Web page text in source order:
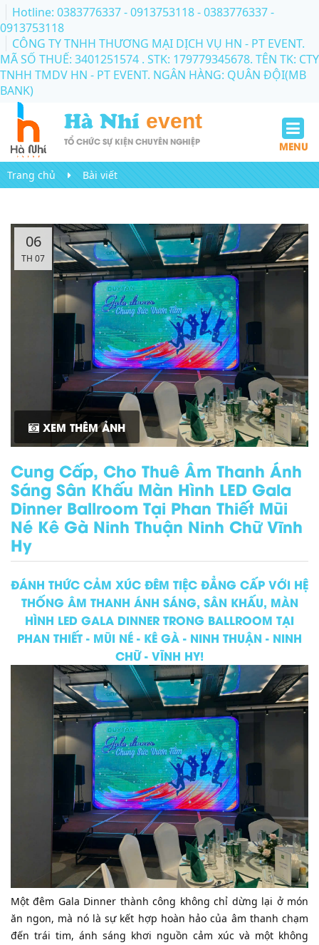
Hotline: 0383776337 - 0913753118- 0383776337 -
0913753118
CÔNG TY TNHH THƯƠNG MẠI DỊCH VỤ HN - PT EVENT.
MÃ SỐ THUẾ: 3401251574 . STK: 179779345678. TÊN TK: CTY
TNHH TMDV HN - PT EVENT. NGÂN HÀNG: QUÂN ĐỘI(MB
BANK)
Hà Nhí event
TỔ CHỨC SỰ KIỆN CHUYÊN NGHIỆP MENU
Trang chủ Bài viết
06
TH 07
XEM THÊM ẢNH
Cung Cấp, Cho Thuê Âm Thanh Ánh
Sáng Sân Khấu Màn Hình LED Gala
Dinner Ballroom Tại Phan Thiết Mũi
Né Kê Gà Ninh Thuận Ninh Chữ Vĩnh
Hy
ĐÁNH THỨC CẢM XÚC ĐÊM TIỆC ĐẲNG CẤP VỚI HỆ
THỐNG ÂM THANH ÁNH SÁNG, SÂN KHẤU, MÀN
HÌNH LED GALA DINNER TRONG BALLROOM TẠI
PHAN THIẾT - MŨI NÉ - KÊ GÀ - NINH THUẬN - NINH
CHỮ - VĨNH HY!
​Một đêm Gala Dinner thành công không chỉ dừng lại ở món
ăn ngon, mà nó là sự kết hợp hoàn hảo của âm thanh chạm
đến trái tim, ánh sáng khơi nguồn cảm xúc và một không